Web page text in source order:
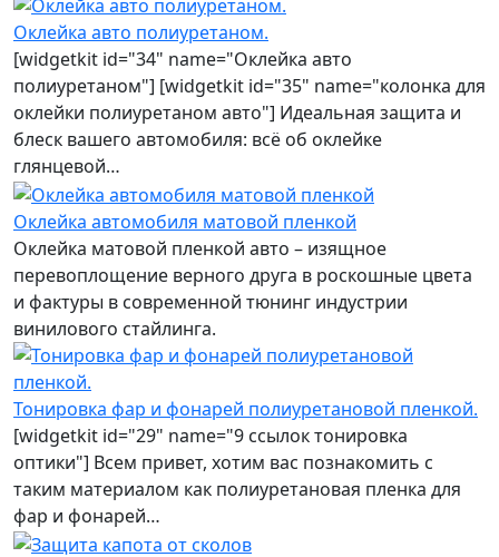
Оклейка авто полиуретаном.
[widgetkit id="34" name="Оклейка авто
полиуретаном"] [widgetkit id="35" name="колонка для
оклейки полиуретаном авто"] Идеальная защита и
блеск вашего автомобиля: всё об оклейке
глянцевой…
Оклейка автомобиля матовой пленкой
Оклейка матовой пленкой авто – изящное
перевоплощение верного друга в роскошные цвета
и фактуры в современной тюнинг индустрии
винилового стайлинга.
Тонировка фар и фонарей полиуретановой пленкой.
[widgetkit id="29" name="9 ссылок тонировка
оптики"] Всем привет, хотим вас познакомить с
таким материалом как полиуретановая пленка для
фар и фонарей…